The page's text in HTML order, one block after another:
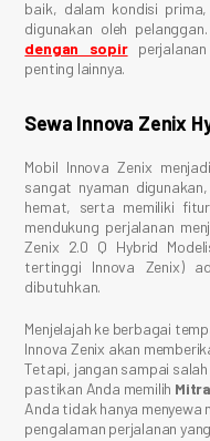
baik, dalam kondisi
digunakan oleh
dengan sopir
penting lainnya.
Sewa Innova Zenix
Mobil Innova Zenix
sangat nyaman
hemat, serta memiliki
mendukung perjalanan
Zenix 2.0 Q Hybrid
tertinggi Innova Zenix)
dibutuhkan.
Menjelajah ke berbagai
Innova Zenix akan
Tetapi, jangan sampai
pastikan Anda memilih
Anda tidak hanya
pengalaman perjalanan